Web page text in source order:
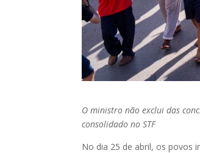
O ministro não exclui das
consolidado no STF
No dia 25 de abril, os povos